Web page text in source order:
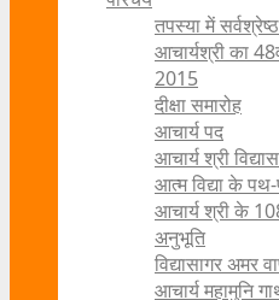
तपस्या में
आचार्यश्री का
2015
दीक्षा समारोह
आचार्य पद
आचार्य श्री
आत्म विद्या के पथ-
आचार्य श्री के
अनुभूति
विद्यासागर अमर
आचार्य महामुनि